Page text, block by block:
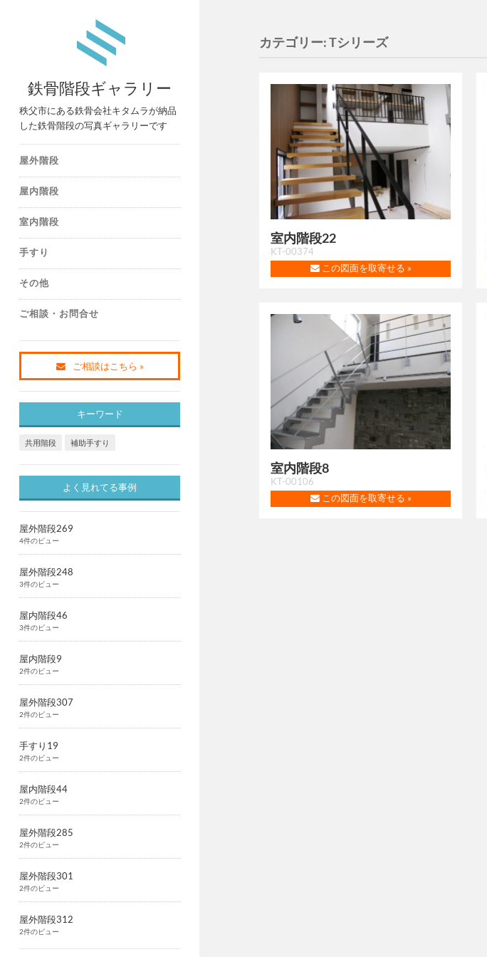
鉄骨階段ギャラリー
秩父市にある鉄骨会社キタムラが納品
した鉄骨階段の写真ギャラリーです
屋外階段
屋内階段
室内階段
手すり
その他
ご相談・お問合せ
ご相談はこちら »
キーワード
共用階段 補助手すり
よく見れてる事例
屋外階段269
4件のビュー
屋外階段248
3件のビュー
屋内階段46
3件のビュー
屋内階段9
2件のビュー
屋外階段307
2件のビュー
手すり19
2件のビュー
屋内階段44
2件のビュー
屋外階段285
2件のビュー
屋外階段301
2件のビュー
屋外階段312
2件のビュー
カテゴリー:Tシリーズ
室内階段22
KT-00374
この図面を取寄せる »
室内階段8
KT-00106
この図面を取寄せる »